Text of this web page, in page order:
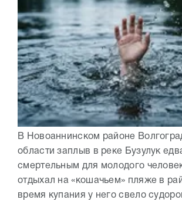
В Новоаннинском районе
области заплыв в реке Бузулук
смертельным для молодого
отдыхал на «кошачьем» пляже в
время купания у него свело